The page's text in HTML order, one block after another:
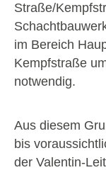
Straße/
im Bereich
Kempfstraße
notwendig.
Aus diesem
bis
der Valentin-